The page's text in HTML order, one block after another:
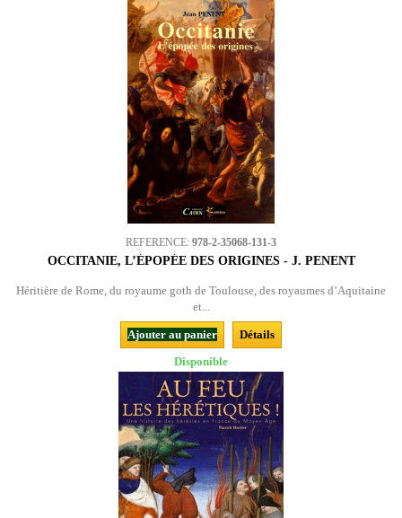
REFERENCE: 978-2-35068-131-3
OCCITANIE, L’ÉPOPÉE DES ORIGINES - J. PENENT
Héritière de Rome, du royaume goth de Toulouse, des royaumes d’Aquitaine
et...
Ajouter au panier
Détails
Disponible